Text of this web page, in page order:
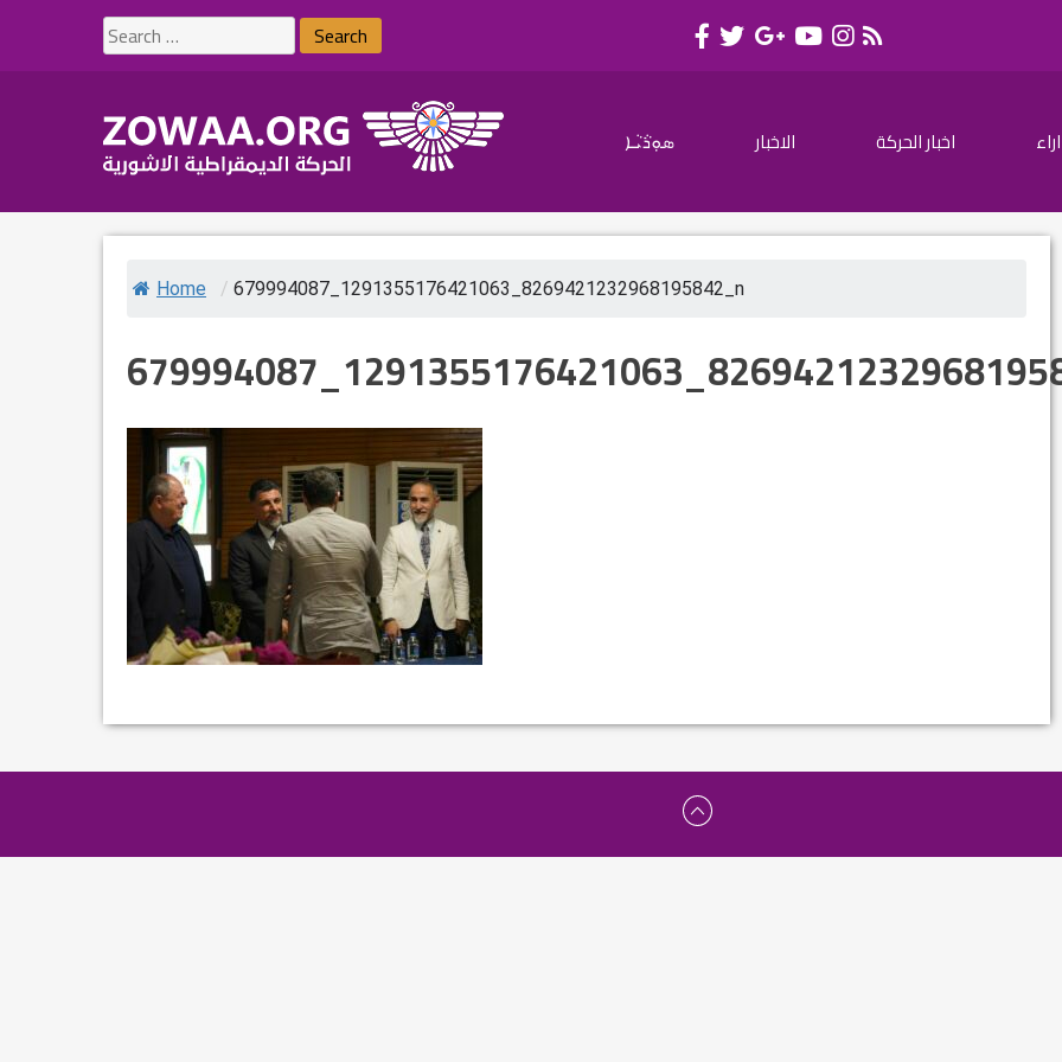
Search
for:
ܣܘܼܪܵܝܵܐ الاخبار اخبار الحركة اراء
Home / 679994087_1291355176421063_8269421232968195842_n